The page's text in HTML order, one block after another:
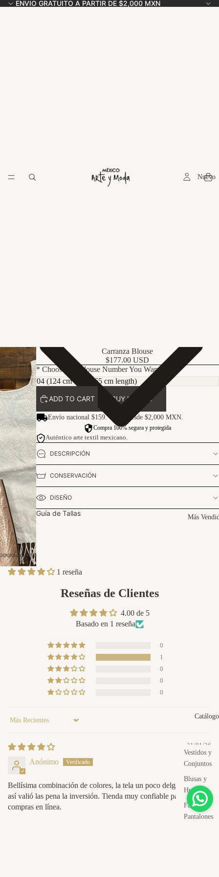
ENVIO GRATUITO A PARTIR DE $2,000 MXN
Nuevo
Más
Catálogo
Vestidos y
Conjuntos
Blusas y
Huipiles
Faldas y
Pantalones
Carranza Blouse
$177.00 USD
* Choose the Blouse Number You Want Here:
ADD TO CART BUY IT NOW
Envío nacional $159. Gratis desde $2,000 MXN.
Compra 100% segura y protegida
Auténtico arte textil mexicano.
DESCRIPCIÓN
CONSERVACIÓN
DISEÑO
Guía de Tallas
1 reseña
Reseñas de Clientes
4.00 de 5
Basado en 1 reseña
0
1
0
0
0
Sort by
31/01/26
Anónimo
Bellísima combinación de colores, la tela un poco delgada, aún
así valió las pena la inversión. Tienda muy confiable para hacer
compras en línea.